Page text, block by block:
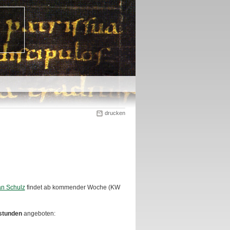
drucken
Schulzfindet ab kommender Woche (KW
angeboten: